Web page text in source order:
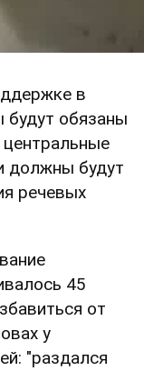
в
будут обязаны
центральные
должны будут
речевых
45
от
у
"раздался